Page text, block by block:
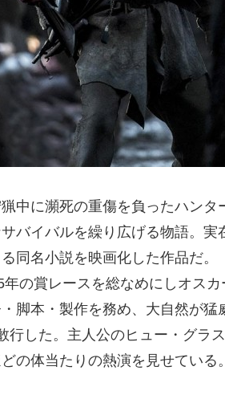
中に瀕死の重傷を負ったハンタ
バイバルを繰り広げる物語。実
同名小説を映画化した作品だ。
の賞レースを総なめにしオス
脚本・製作を務め、大自然が猛
行した。主人公のヒュー・グラ
の体当たりの熱演を見せている